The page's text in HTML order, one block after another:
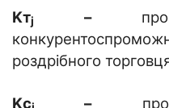
Kтj –
роздрібного
Kс –